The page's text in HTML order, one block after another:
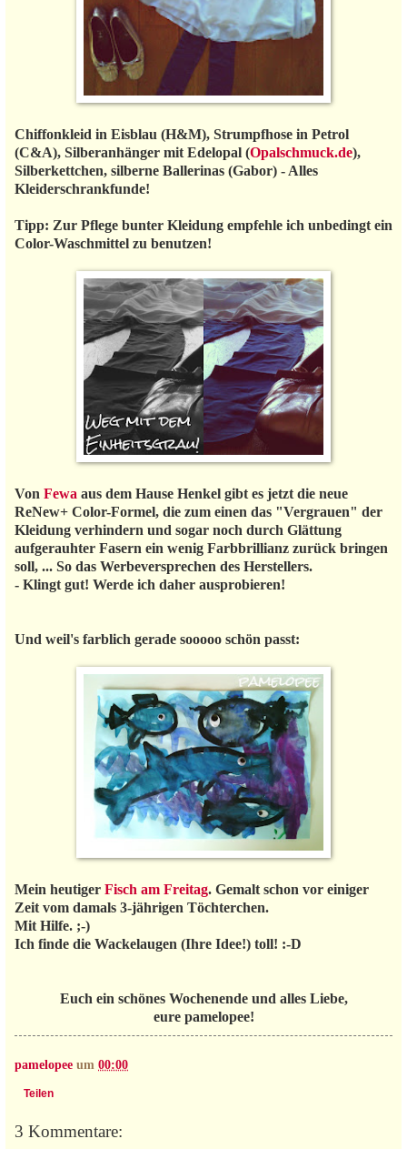
Chiffonkleid in Eisblau (H&M), Strumpfhose in Petrol
(C&A), Silberanhänger mit Edelopal (Opalschmuck.de),
Silberkettchen, silberne Ballerinas (Gabor) - Alles
Kleiderschrankfunde!
Tipp: Zur Pflege bunter Kleidung empfehle ich unbedingt ein
Color-Waschmittel zu benutzen!
Von Fewa aus dem Hause Henkel gibt es jetzt die neue
ReNew+ Color-Formel, die zum einen das "Vergrauen" der
Kleidung verhindern und sogar noch durch Glättung
aufgerauhter Fasern ein wenig Farbbrillianz zurück bringen
soll, ... So das Werbeversprechen des Herstellers.
- Klingt gut! Werde ich daher ausprobieren!
Und weil's farblich gerade sooooo schön passt:
Mein heutiger Fisch am Freitag. Gemalt schon vor einiger
Zeit vom damals 3-jährigen Töchterchen.
Mit Hilfe. ;-)
Ich finde die Wackelaugen (Ihre Idee!) toll! :-D
Euch ein schönes Wochenende und alles Liebe,
eure pamelopee!
pamelopee um 00:00
Teilen
3 Kommentare: